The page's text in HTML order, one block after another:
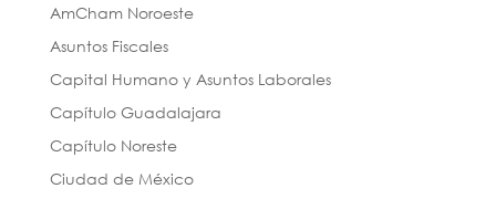
AmCham Noroeste
Asuntos Fiscales
Capital Humano y Asuntos Laborales
Capítulo Guadalajara
Capítulo Noreste
Ciudad de México